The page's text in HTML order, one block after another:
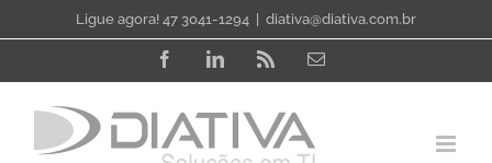
to
Ligue agora! 47 3041-1294 diativa@diativa.com.br
FacebookLinkedIn Email